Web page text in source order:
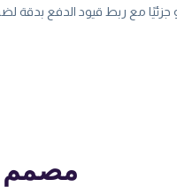
جزئيًا مع ربط قيود الدفع بدقة
مصمم